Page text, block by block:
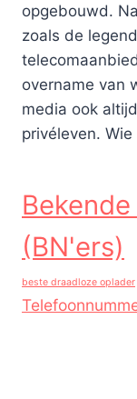
opgebouwd.
zoals de
overname van
media ook
privéleven. Wie
(BN'ers)
beste draadloze oplader